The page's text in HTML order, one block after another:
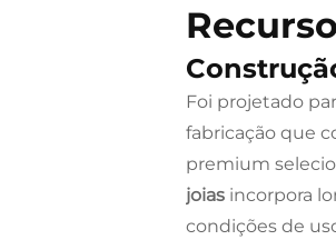
Foi projetado
fabricação que
premium
joias incorpora
condições de